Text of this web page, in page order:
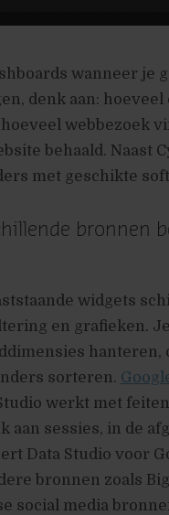
wanneer je
denk aan:
webbezoek
behaald. Naast
met geschikte
bronnen
widgets
en grafieken.
hanteren,
sorteren.
werkt met
aan sessies, in de
Data Studio voor
bronnen zoals
social media